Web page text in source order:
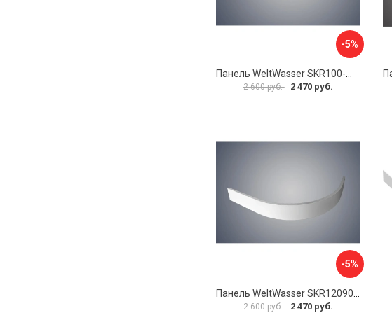
-5%
2 600 руб. 2 470 руб.
-5%
2 600 руб. 2 470 руб.